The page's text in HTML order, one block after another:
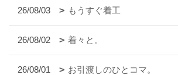
26/08/03 もうすぐ着工
26/08/02 着々と。
26/08/01 お引渡しのひとコマ。